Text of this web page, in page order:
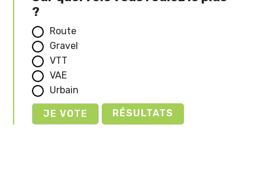
?
Route
Gravel
VTT
VAE
Urbain
RÉSULTATS